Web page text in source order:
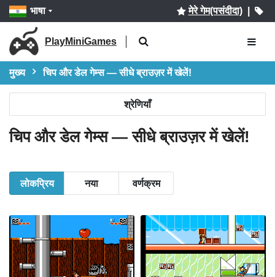
भाषा मेरे गेम(पसंदीदा)|
PlayMiniGames
मुख्य चिप और डेल गेम्स — सीधे ब्राउज़र में खेलें!
श्रेणियाँ
चिप और डेल गेम्स — सीधे ब्राउज़र में खेलें!
लोकप्रिय नया वर्णक्रम